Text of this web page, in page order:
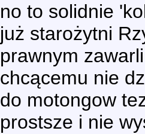
no to solidnie
już starożytni
prawnym
chcącemu nie
do motongow
prostsze i nie